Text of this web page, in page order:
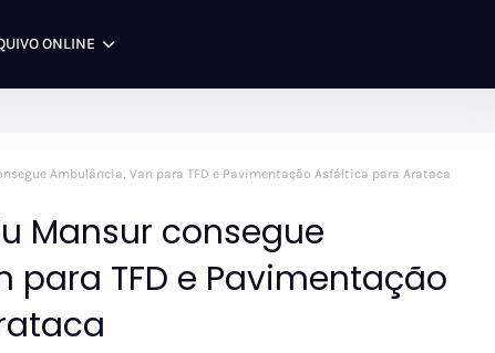
ONLINE
Ambulância, Van para TFD e Pavimentação Asfáltica para Arataca
Mansur consegue
para TFD e Pavimentação